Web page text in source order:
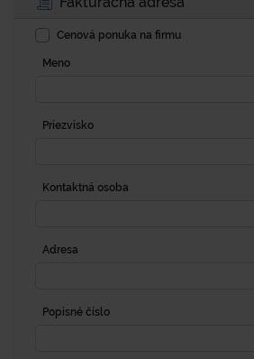
Cenová ponuka na firmu
Meno
Priezvisko
Kontaktná osoba
Adresa
Popisné číslo